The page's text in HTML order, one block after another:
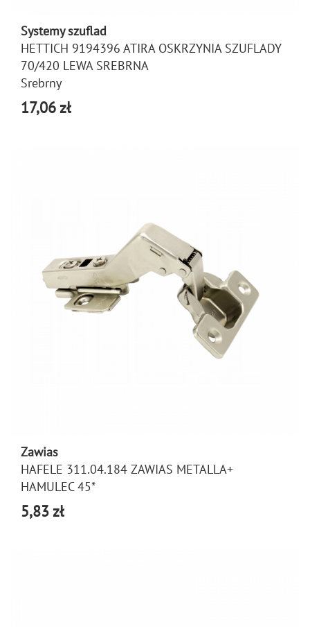
Systemy szuflad
HETTICH 9194396 ATIRA OSKRZYNIA SZUFLADY
70/420 LEWA SREBRNA
Srebrny
17,06 zł
Zawias
HAFELE 311.04.184 ZAWIAS METALLA+
HAMULEC 45*
5,83 zł